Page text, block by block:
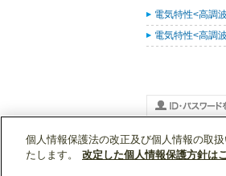
電気特性<高調
電気特性<高調
WIN2Kトップ
PLZX-
個人情報保護法の改正及び個人情報の取
たします。
改定した個人情報保護方針は